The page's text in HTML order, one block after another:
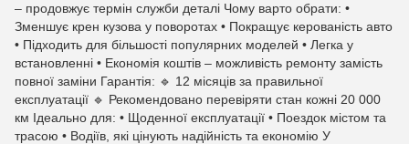
– продовжує термін служби деталі Чому варто обрати: •
Зменшує крен кузова у поворотах • Покращує керованість авто
• Підходить для більшості популярних моделей • Легка у
встановленні • Економія коштів – можливість ремонту замість
повної заміни Гарантія: 🔹 12 місяців за правильної
експлуатації 🔹 Рекомендовано перевіряти стан кожні 20 000
км Ідеально для: • Щоденної експлуатації • Поездок містом та
трасою • Водіїв, які цінують надійність та економію У